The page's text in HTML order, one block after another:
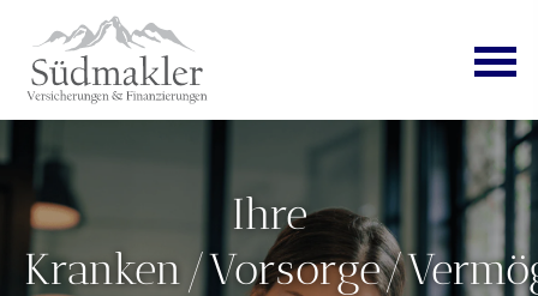
Ihre
Kranken/Vorsorge/